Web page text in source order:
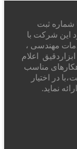
رسا سیستم مهرگان در سال ۱۳۹۰ با شماره ثبت
این شرکت با
مهندسی ،
اعلام
مناسب
در اختیار
نماید.